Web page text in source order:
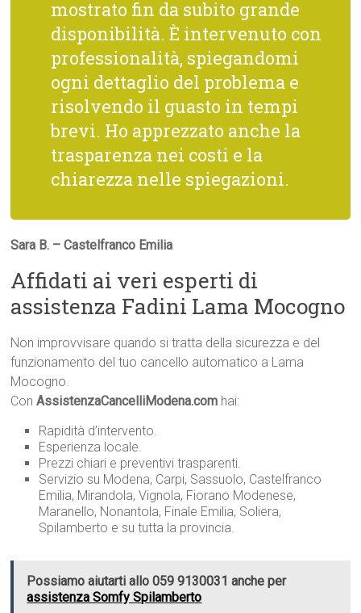
mostrato fin da subito grande
disponibilità. È intervenuto con
professionalità, spiegandomi
ogni dettaglio del problema e
risolvendo il guasto in tempi
brevi. Ho apprezzato anche la
trasparenza nei costi e la
chiarezza nelle spiegazioni.
Sara B. – Castelfranco Emilia
Affidati ai veri esperti di
assistenza Fadini Lama Mocogno
Non improvvisare quando si tratta della sicurezza e del
funzionamento del tuo cancello automatico a Lama
Mocogno.
ConAssistenzaCancelliModena.com hai:
Rapidità d’intervento.
Esperienza locale.
Prezzi chiari e preventivi trasparenti.
Servizio su Modena, Carpi, Sassuolo, Castelfranco
Emilia, Mirandola, Vignola, Fiorano Modenese,
Maranello, Nonantola, Finale Emilia, Soliera,
Spilamberto e su tutta la provincia.
Possiamo aiutarti allo 059 9130031 anche per
assistenza Somfy Spilamberto